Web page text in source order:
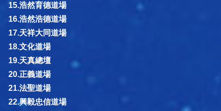
15.浩然育德道場
16.浩然浩德道場
17.天祥大同道場
18.文化道場
19.天真總壇
20.正義道場
21.法聖道場
22.興毅忠信道場